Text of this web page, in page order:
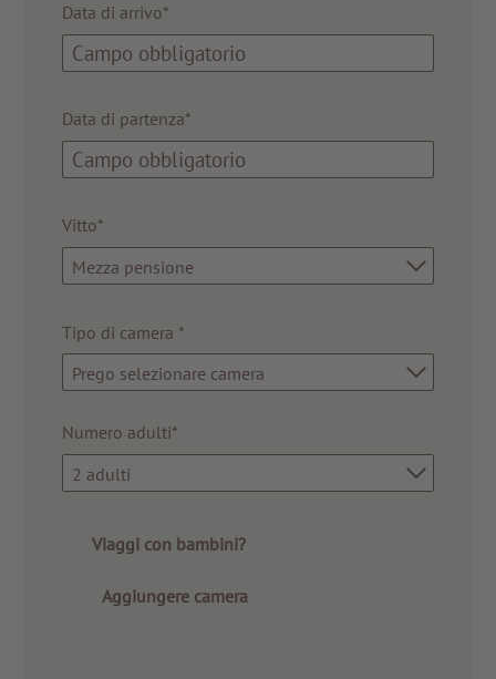
Data di arrivo*
Data di partenza*
Vitto*
Mezza pensione
Tipo di camera *
Prego selezionare camera
Numero adulti*
2 adulti
Viaggi con bambini?
Aggiungere camera